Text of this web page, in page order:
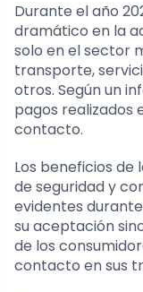
Durante el año
dramático en la
solo en el sector
transporte,
otros. Según un
pagos realizados
contacto.
Los beneficios
de seguridad y
evidentes
su aceptación
de los
contacto en sus